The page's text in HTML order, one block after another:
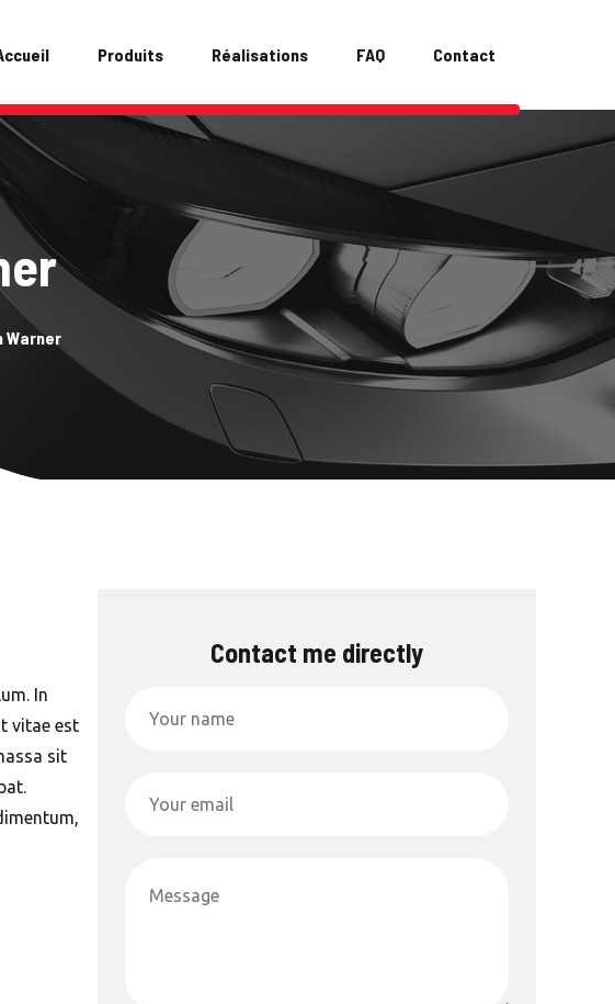
Produits Réalisations FAQ Contact
Warner
In
vitae est
sit
Contact me directly